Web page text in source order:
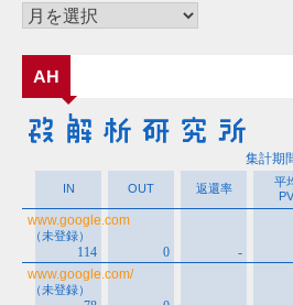
ー
ア
カ
イ
ブ
AH